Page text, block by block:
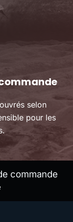
selon
pour les
commande